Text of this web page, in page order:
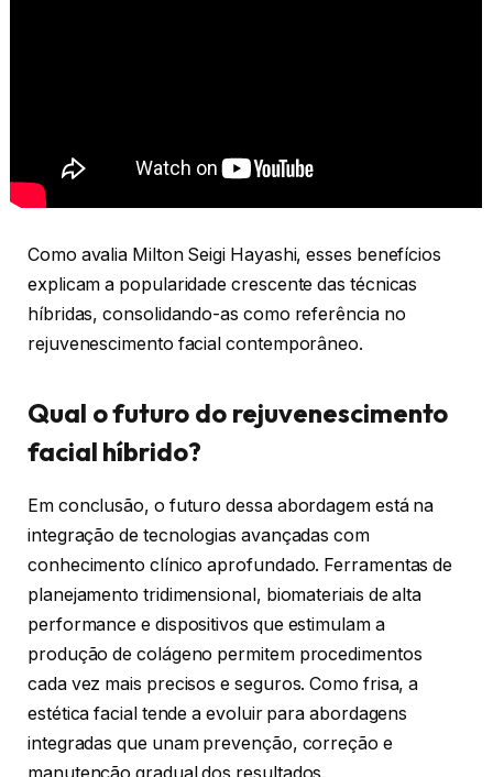
Como avalia Milton Seigi Hayashi, esses benefícios
explicam a popularidade crescente das técnicas
híbridas, consolidando-as como referência no
rejuvenescimento facial contemporâneo.
Qual o futuro do rejuvenescimento
facial híbrido?
Em conclusão, o futuro dessa abordagem está na
integração de tecnologias avançadas com
conhecimento clínico aprofundado. Ferramentas de
planejamento tridimensional, biomateriais de alta
performance e dispositivos que estimulam a
produção de colágeno permitem procedimentos
cada vez mais precisos e seguros. Como frisa, a
estética facial tende a evoluir para abordagens
integradas que unam prevenção, correção e